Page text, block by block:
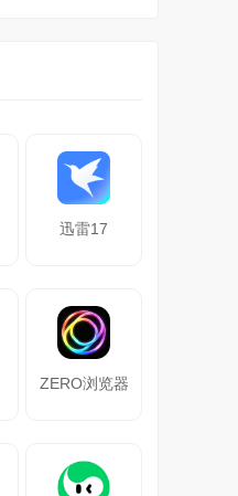
迅雷17
ZERO浏览器